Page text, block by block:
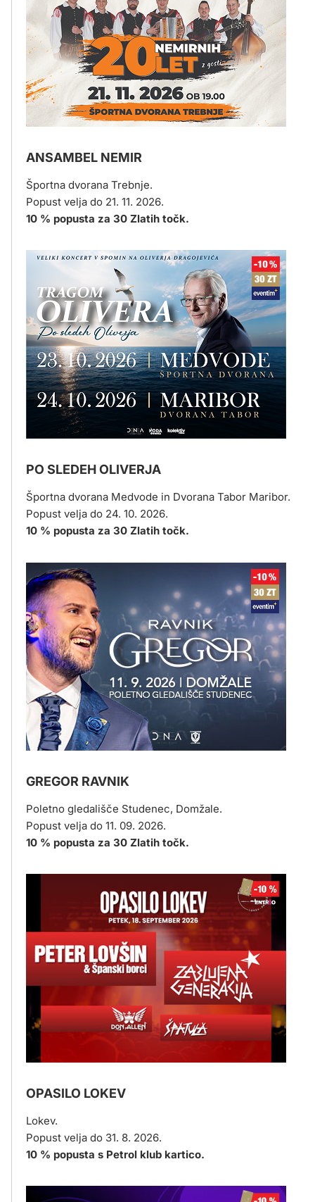
ANSAMBEL NEMIR
Športna dvorana Trebnje.
Popust velja do 21. 11. 2026.
10 % popusta za 30 Zlatih točk.
PO SLEDEH OLIVERJA
Športna dvorana Medvode in Dvorana Tabor Maribor.
Popust velja do 24. 10. 2026.
10 % popusta za 30 Zlatih točk.
GREGOR RAVNIK
Poletno gledališče Studenec, Domžale.
Popust velja do 11. 09. 2026.
10 % popusta za 30 Zlatih točk.
OPASILO LOKEV
Lokev.
Popust velja do 31. 8. 2026.
10 % popusta s Petrol klub kartico.